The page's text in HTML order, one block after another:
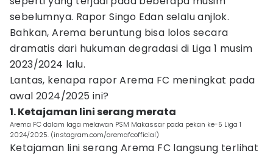
sebelumnya. Rapor Singo Edan selalu anjlok.
Bahkan, Arema beruntung bisa lolos secara
dramatis dari hukuman degradasi di Liga 1 musim
2023/2024 lalu.
Lantas, kenapa rapor Arema FC meningkat pada
awal 2024/2025 ini?
1. Ketajaman lini serang merata
Arema FC dalam laga melawan PSM Makassar pada pekan ke-5 Liga 1
2024/2025. (instagram.com/aremafcofficial)
Ketajaman lini serang Arema FC langsung terlihat